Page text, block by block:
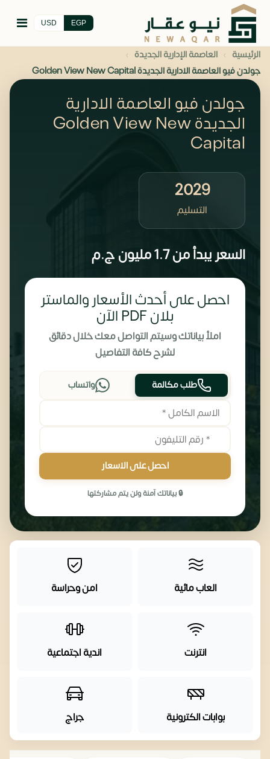
EGP
USD
الرئيسية › العاصمة الإدارية الجديدة ›
جولدن فيو العاصمة الادارية الجديدة Golden View New Capital
جولدن فيو العاصمة الادارية
الجديدة Golden View New
Capital
2029
التسليم
السعر يبدأ من1.7 مليون ج.م
احصل على أحدث الأسعار والماستر
بلان PDF الآن
املأ بياناتك وسيتم التواصل معك خلال دقائق
لشرح كافة التفاصيل
طلب مكالمة واتساب
احصل على الاسعار
🔒 بياناتك آمنة ولن يتم مشاركتها
العاب مائية امن وحراسة
انترنت اندية اجتماعية
بوابات الكترونية جراج